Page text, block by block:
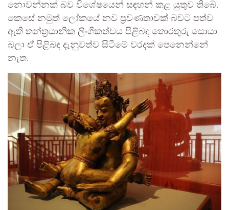
නොවන්නක් බව විශේෂයෙන් සඳහන් කළ යුතුව තිබේ.
කෙසේ නමුත් ලෝකයේ නව ප්‍රවණතාවක් බවට පත්ව
ඇති තන්ත්‍රයානික ලිංගිකත්වය පිළිබඳ තොරතුරු සොයා
බලා ඒ පිළිබඳ දැනුවත්ව සිටීමේ වරදක් පෙනෙන්නේ
නැත.